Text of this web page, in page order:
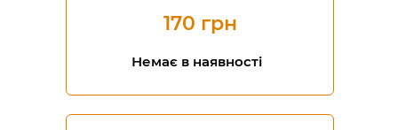
170 грн
Немає в наявності